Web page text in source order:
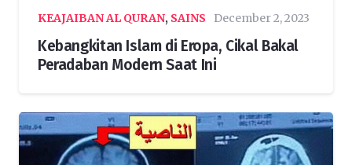
KEAJAIBAN AL QURAN, SAINS December 2, 2023
Kebangkitan Islam di Eropa, Cikal Bakal
Peradaban Modern Saat Ini